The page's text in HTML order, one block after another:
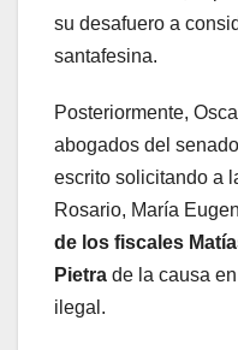
su desafuero a
santafesina.
Posteriormente,
abogados del
escrito solicitando a
Rosario, María
de los fiscales
Pietra de la causa
ilegal.